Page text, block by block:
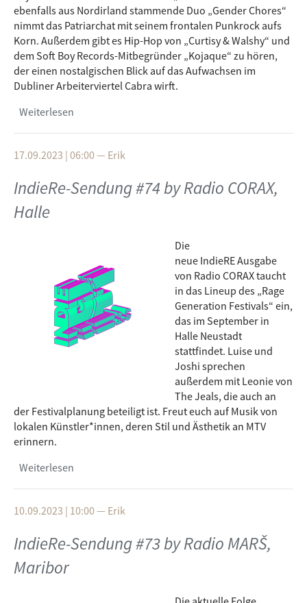
ebenfalls aus Nordirland stammende Duo „Gender Chores“
nimmt das Patriarchat mit seinem frontalen Punkrock aufs
Korn. Außerdem gibt es Hip-Hop von „Curtisy & Walshy“ und
dem Soft Boy Records-Mitbegründer „Kojaque“ zu hören,
der einen nostalgischen Blick auf das Aufwachsen im
Dubliner Arbeiterviertel Cabra wirft.
Weiterlesen
17.09.2023 | 06:00— Erik
IndieRe-Sendung #74 by Radio CORAX,
Halle
Die
neue IndieRE Ausgabe
von Radio CORAX taucht
in das Lineup des „Rage
Generation Festivals“ ein,
das im September in
Halle Neustadt
stattfindet. Luise und
Joshi sprechen
außerdem mit Leonie von
The Jeals, die auch an
der Festivalplanung beteiligt ist. Freut euch auf Musik von
lokalen Künstler*innen, deren Stil und Ästhetik an MTV
erinnern.
Weiterlesen
10.09.2023 | 10:00— Erik
IndieRe-Sendung #73 by Radio MARŠ,
Maribor